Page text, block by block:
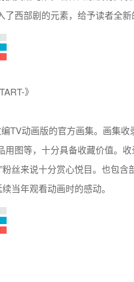
西部剧的元素，给予读者全新
》
TV动画版的官方画集。画集收
图等，十分具备收藏价值。收
丝来说十分赏心悦目。也包含
当年观看动画时的感动。